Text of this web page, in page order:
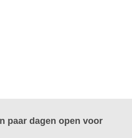
paar dagen open voor